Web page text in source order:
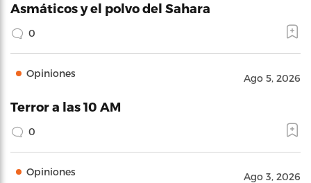
Asmáticos y el polvo del Sahara
0
Opiniones Ago 5, 2026
Terror a las 10 AM
0
Opiniones Ago 3, 2026